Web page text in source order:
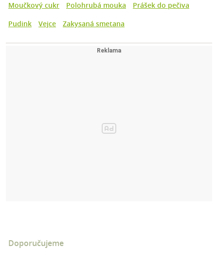
Moučkový cukr
Polohrubá mouka
Prášek do pečiva
Pudink
Vejce Zakysaná smetana
Doporučujeme